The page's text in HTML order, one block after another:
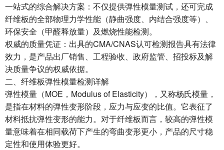
一站式的综合解决方案：不仅提供弹性模量测试，还可完成
纤维板的全部物理力学性能（静曲强度、内结合强度等）、
环保安全（甲醛释放量）及燃烧性能检测。
权威的质量凭证：出具的CMA/CNAS认可检测报告具有法律
效力，是产品出厂销售、工程验收、政府监管、招投标及解
决质量争议的权威依据。
二、纤维板弹性模量检测详解
弹性模量（MOE，Modulus of Elasticity），又称杨氏模量，
是指在材料的弹性变形阶段，应力与应变的比值。它表征了
材料抵抗弹性变形的能力。对于纤维板而言，较高的弹性模
量意味着在相同载荷下产生的弯曲变形更小，产品的尺寸稳
定性和使用体验更好。